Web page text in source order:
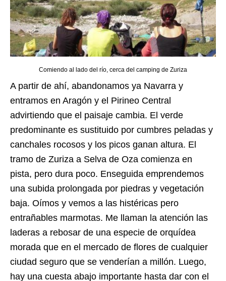
Comiendo al lado del río, cerca del camping de Zuriza
A partir de ahí, abandonamos ya Navarra y
entramos en Aragón y el Pirineo Central
advirtiendo que el paisaje cambia. El verde
predominante es sustituido por cumbres peladas y
canchales rocosos y los picos ganan altura. El
tramo de Zuriza a Selva de Oza comienza en
pista, pero dura poco. Enseguida emprendemos
una subida prolongada por piedras y vegetación
baja. Oímos y vemos a las histéricas pero
entrañables marmotas. Me llaman la atención las
laderas a rebosar de una especie de orquídea
morada que en el mercado de flores de cualquier
ciudad seguro que se venderían a millón. Luego,
hay una cuesta abajo importante hasta dar con el